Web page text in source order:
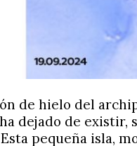
de hielo del
dejado de existir,
Esta pequeña isla,